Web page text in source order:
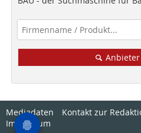
Mediadaten Kontakt zur
Impressum